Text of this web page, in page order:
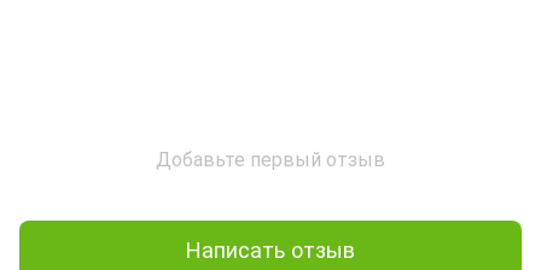
Добавьте первый отзыв
Написать отзыв